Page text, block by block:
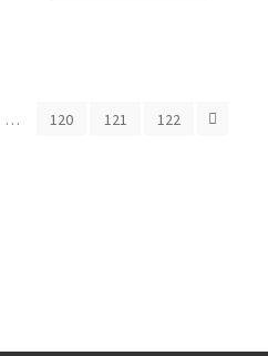
… 120 121 122